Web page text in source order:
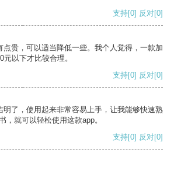
支持[0] 反对[0]
点贵，可以适当降低一些。我个人觉得，一款加
以下才比较合理。
支持[0] 反对[0]
明了，使用起来非常容易上手，让我能够快速熟
，就可以轻松使用这款app。
支持[0] 反对[0]